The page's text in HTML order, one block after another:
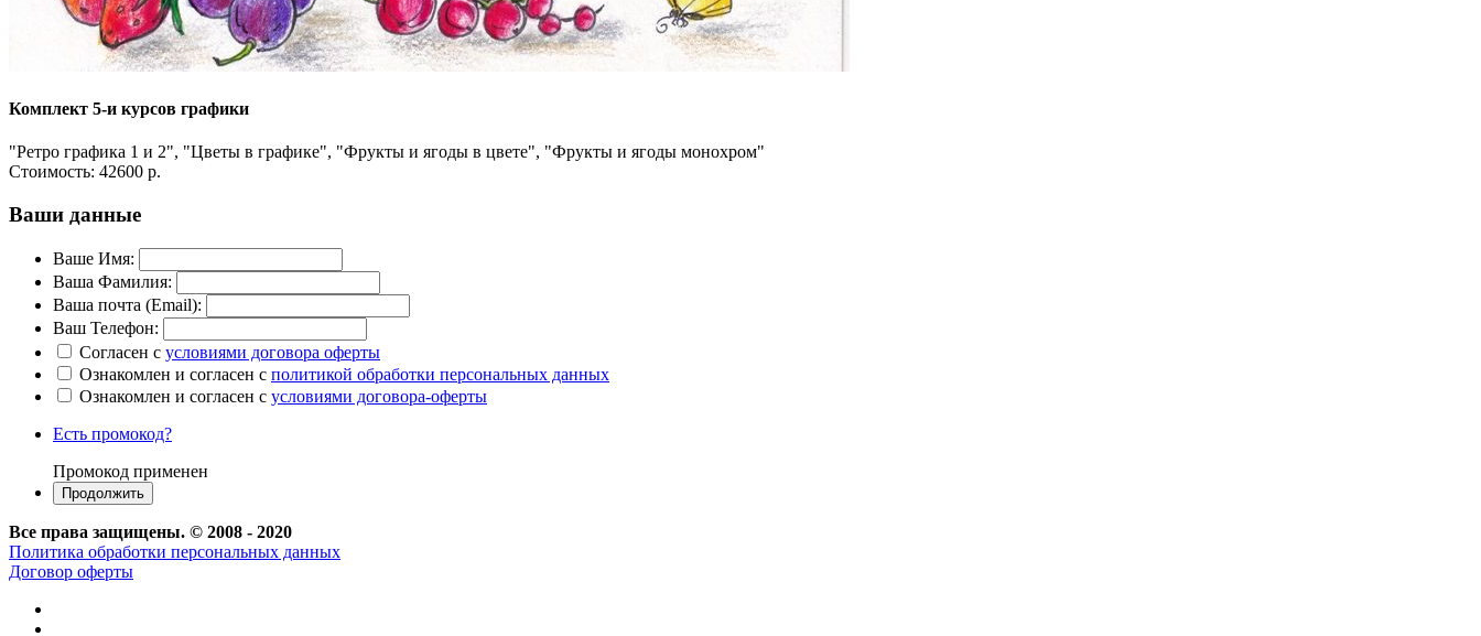
Комплект 5-и курсов графики
"Ретро графика 1 и 2", "Цветы в графике", "Фрукты и ягоды в цвете", "Фрукты и ягоды монохром"
Стоимость: 42600 р.
Ваши данные
Ваше Имя:
Ваша Фамилия:
Ваша почта (Email):
Ваш Телефон:
Согласен с условиями договора оферты
Ознакомлен и согласен с политикой обработки персональных данных
Ознакомлен и согласен с условиями договора-оферты
Есть промокод?
Промокод применен
Все права защищены. © 2008 - 2020
Политика обработки персональных данных
Договор оферты